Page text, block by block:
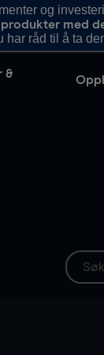
og
med
har råd til å ta
&